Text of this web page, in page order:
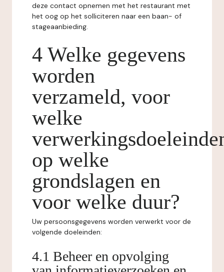
deze contact opnemen met het restaurant met
het oog op het solliciteren naar een baan- of
stageaanbieding.
4 Welke gegevens
worden
verzameld, voor
welke
op welke
grondslagen en
voor welke duur?
Uw persoonsgegevens worden verwerkt voor de
volgende doeleinden:
4.1 Beheer en opvolging